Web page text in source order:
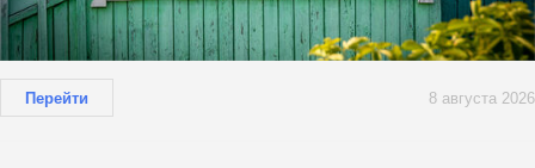
Перейти 8 августа 2026